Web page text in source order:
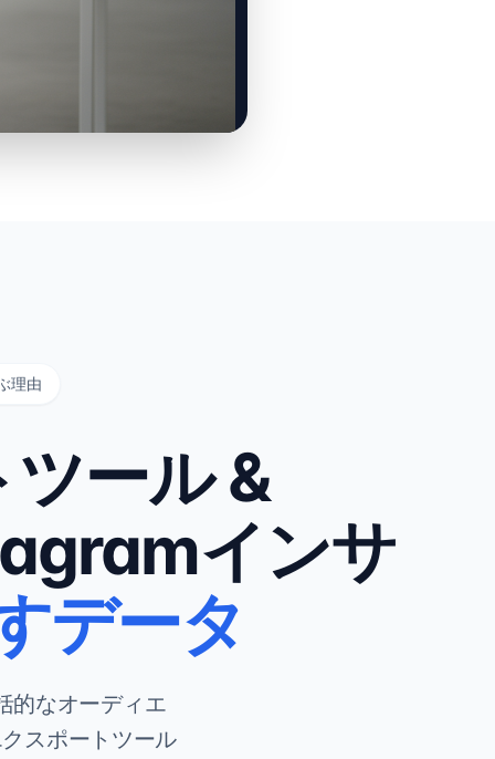
理由
ール &
インサ
データ
的なオーディエ
スポートツール